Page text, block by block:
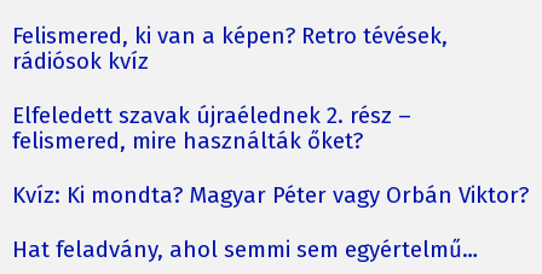
Felismered, ki van a képen? Retro tévések,
rádiósok kvíz
Elfeledett szavak újraélednek 2. rész –
felismered, mire használták őket?
Kvíz: Ki mondta? Magyar Péter vagy Orbán Viktor?
Hat feladvány, ahol semmi sem egyértelmű…